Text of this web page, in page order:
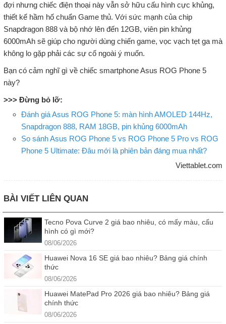
đợi nhưng chiếc điện thoại này vẫn sở hữu cấu hình cực khủng,
thiết kế hầm hố chuẩn Game thủ. Với sức mạnh của chip
Snapdragon 888 và bộ nhớ lên đến 12GB, viên pin khủng
6000mAh sẽ giúp cho người dùng chiến game, vọc vạch tẹt ga mà
không lo gặp phải các sự cố ngoài ý muốn.
Bạn có cảm nghĩ gì về chiếc smartphone Asus ROG Phone 5
này?
>>> Đừng bỏ lỡ:
Đánh giá Asus ROG Phone 5: màn hình AMOLED 144Hz,
Snapdragon 888, RAM 18GB, pin khủng 6000mAh
So sánh Asus ROG Phone 5 vs ROG Phone 5 Pro vs ROG
Phone 5 Ultimate: Đâu mới là phiên bản đáng mua nhất?
Viettablet.com
BÀI VIẾT LIÊN QUAN
Tecno Pova Curve 2 giá bao nhiêu, có mấy màu, cấu
hình có gì mới?
08/06/2026
Huawei Nova 16 SE giá bao nhiêu? Bảng giá chính
thức
08/06/2026
Huawei MatePad Pro 2026 giá bao nhiêu? Bảng giá
chính thức
08/06/2026